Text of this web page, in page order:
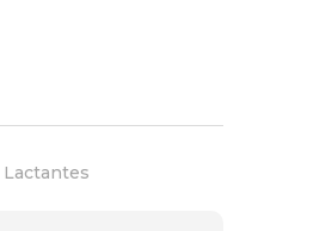
Lactantes